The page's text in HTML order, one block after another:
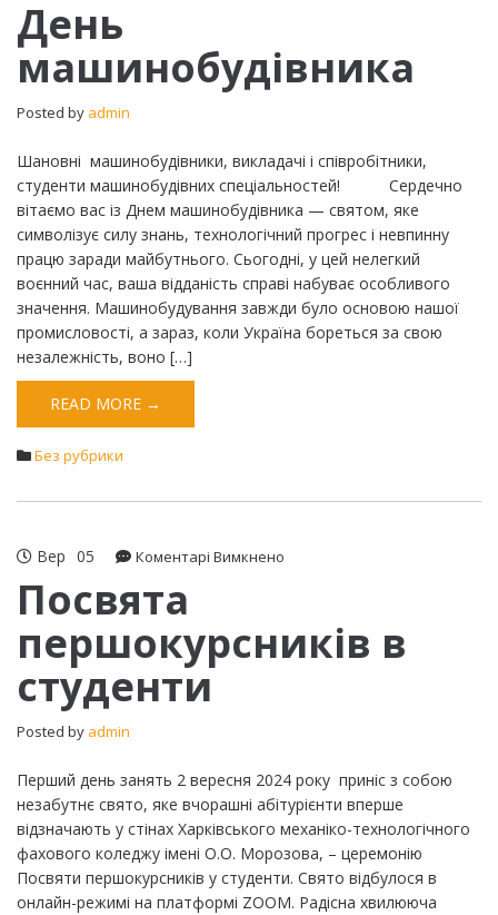
День
машинобудівника
Posted by admin
Шановні машинобудівники, викладачі і співробітники,
студенти машинобудівних спеціальностей! Сердечно
вітаємо вас із Днем машинобудівника — святом, яке
символізує силу знань, технологічний прогрес і невпинну
працю заради майбутнього. Сьогодні, у цей нелегкий
воєнний час, ваша відданість справі набуває особливого
значення. Машинобудування завжди було основою нашої
промисловості, а зараз, коли Україна бореться за свою
незалежність, воно […]
READ MORE →
Без рубрики
Вер 05 Коментарі Вимкнено
студенти
Посвята
першокурсників в
студенти
Posted by admin
Перший день занять 2 вересня 2024 року приніс з собою
незабутнє свято, яке вчорашні абітурієнти вперше
відзначають у стінах Харківського механіко-технологічного
фахового коледжу імені О.О. Морозова, – церемонію
Посвяти першокурсників у студенти. Свято відбулося в
онлайн-режимі на платформі ZOOM. Радісна хвилююча